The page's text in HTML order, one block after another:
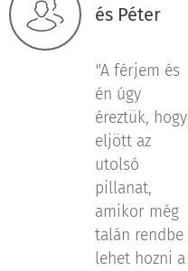
és Péter
"A férjem és
én úgy
éreztük, hogy
eljött az
utolsó
pillanat,
amikor még
talán rendbe
lehet hozni a